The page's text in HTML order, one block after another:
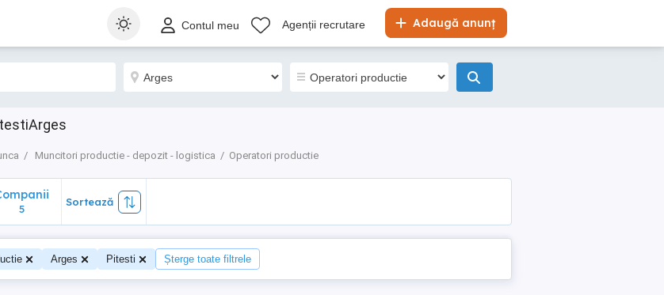
Adaugă anunț
Contul meu Agenții recrutare
Muncitori productie - depozit - logistica Operatori productie
5
Sortează
Arges Pitesti Șterge toate filtrele